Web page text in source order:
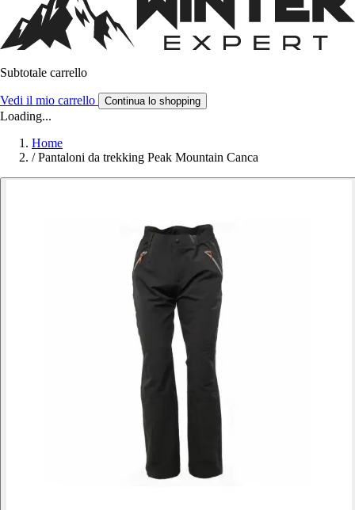
Subtotale carrello
Vedi il mio carrello Continua lo shopping
Loading...
Home
/ Pantaloni da trekking Peak Mountain Canca